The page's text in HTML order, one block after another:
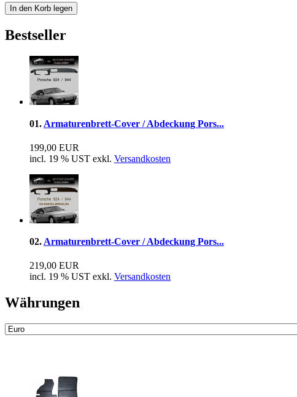
Bestseller
01. Armaturenbrett-Cover / Abdeckung Pors...
199,00 EUR
incl. 19 % UST exkl. Versandkosten
02. Armaturenbrett-Cover / Abdeckung Pors...
219,00 EUR
incl. 19 % UST exkl. Versandkosten
Währungen